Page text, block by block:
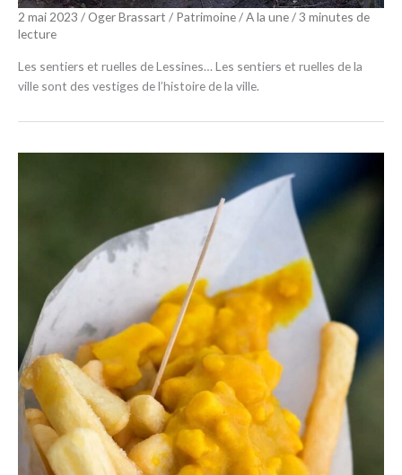
2 mai 2023 /Oger Brassart / Patrimoine/A la une/3 minutes de
lecture
Les sentiers et ruelles de Lessines… Les sentiers et ruelles de la
ville sont des vestiges de l’histoire de la ville.